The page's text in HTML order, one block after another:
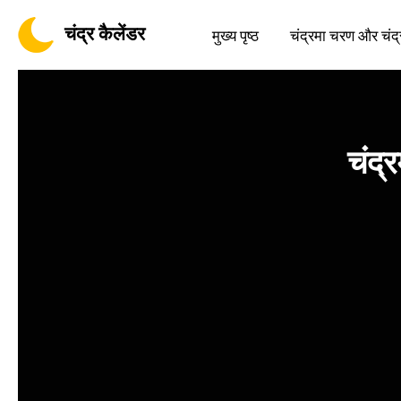
चंद्र कैलेंडर मुख्य पृष्ठ चंद्रमा चरण और